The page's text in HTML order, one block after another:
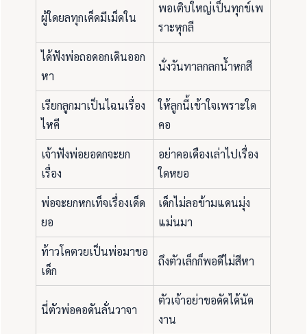
ผู้ใดยลทุกเค็ดมีเม็ดใน
พอเติบใหญ่เป็นทุกข์เพ
ราะหุกลี
ได้ฟังพ่อถอดอกเดินออก
หา
นั่งวันทาลกลกน้ำหกสี
เรียกลูกมาเป็นไฉนเรื่อง
ไหคี
ให้ลูกนี้เข้าใจเพราะใด
คอ
เจ้าฟังพ่อยอดกจะยก
เรื่อง
อย่าคอเดืองเล่าไปเรื่อง
ใดหยอ
พ่อจะยกหกเท็จเรื่องเด็ด
ยอ
เด็กไม่ลอข้ามแดนมุ่ง
แม่นมา
ท้าวโคตวยเป็นพ่อมาขอ
เด็ก
ถึงตัวเล็กก็พอดีไม่สีหา
นี่ตัวพ่อคอดันลั่นวาจา
ตัวเจ้าอย่าขอดัดได้นัด
งาน